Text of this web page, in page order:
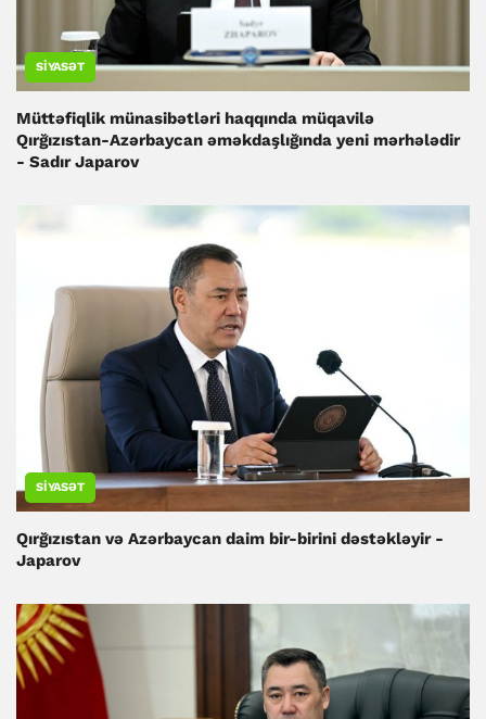
SIYASƏT
Müttəfiqlik münasibətləri haqqında müqavilə
Qırğızıstan-Azərbaycan əməkdaşlığında yeni mərhələdir
- Sadır Japarov
SIYASƏT
Qırğızıstan və Azərbaycan daim bir-birini dəstəkləyir -
Japarov